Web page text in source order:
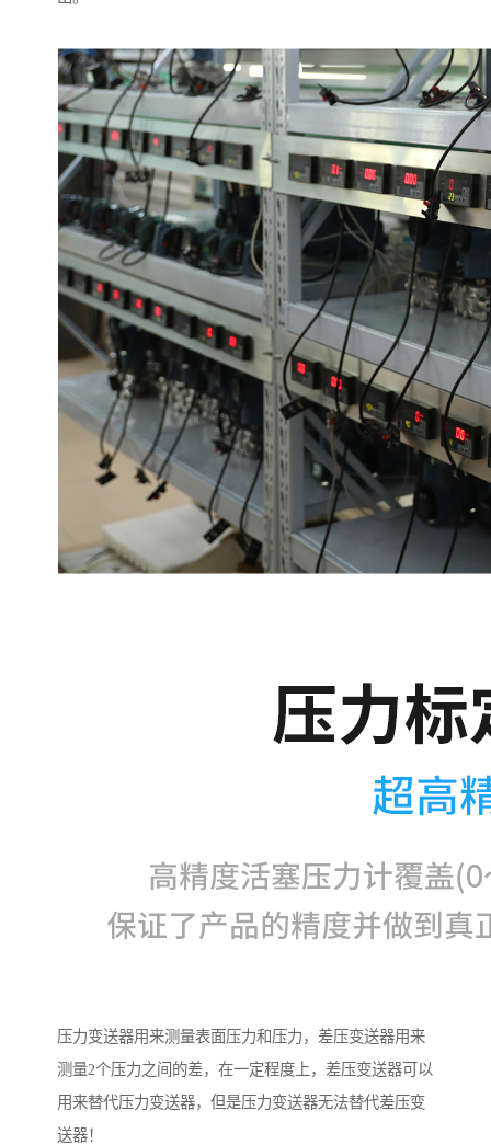
压力变送器用来测量表面压力和压力，差压变送器用来
测量2个压力之间的差，在一定程度上，差压变送器可以
用来替代压力变送器，但是压力变送器无法替代差压变
送器！